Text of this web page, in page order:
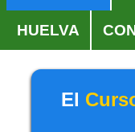
HUELVA
El